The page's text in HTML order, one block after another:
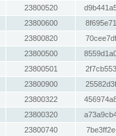
23800520
23800600
23800820
23800500
23800501
23800900
23800322
23800320
23800740